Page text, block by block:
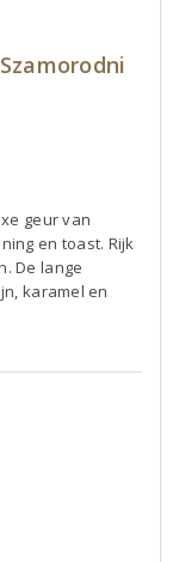
geur van
en toast. Rijk
De lange
karamel en